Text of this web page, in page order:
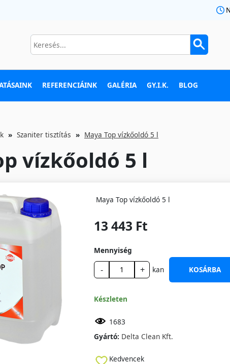
REFERENCIÁINK GALÉRIA GY.I.K. BLOG
Szaniter tisztítás Maya Top vízkőoldó 5 l
vízkőoldó 5 l
Maya Top vízkőoldó 5 l
13 443 Ft
Mennyiség
- + kan KOSÁRBA
Készleten
1683
Gyártó: Delta Clean Kft.
Kedvencek